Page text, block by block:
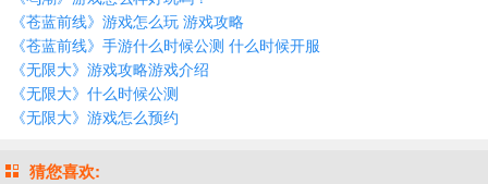
《苍蓝前线》游戏怎么玩 游戏攻略
《苍蓝前线》手游什么时候公测 什么时候开服
《无限大》游戏攻略游戏介绍
《无限大》什么时候公测
《无限大》游戏怎么预约
猜您喜欢: